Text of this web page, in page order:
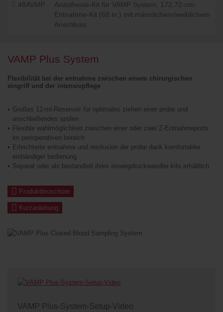
48AVMP
Anästhesie-Kit für VAMP System, 172,72-cm-
Entnahme-Kit (68 in.) mit männlichem/weiblichem
Anschluss
VAMP Plus System
Flexibilität bei der entnahme zwischen einem chirurgischen
eingriff und der intensivpflege
Großes 12-ml-Reservoir für optimales ziehen einer probe und
anschließendes spülen
Flexible wahlmöglichkeit zwischen einer oder zwei Z-Entnahmeports
im perioperativen bereich
Erleichterte entnahme und reinfusion der probe dank komfortabler
einhändiger bedienung
Separat oder als bestandteil ihres einwegdruckwandler-kits erhältlich
Produktbroschüre
Kurzanleitung
VAMP Plus-System-Setup-Video